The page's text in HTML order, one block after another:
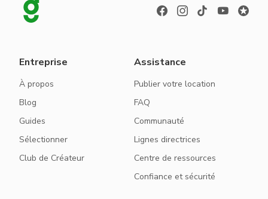
Entreprise
À propos
Blog
Guides
Sélectionner
Club de Créateur
Assistance
Publier votre location
FAQ
Communauté
Lignes directrices
Centre de ressources
Confiance et sécurité